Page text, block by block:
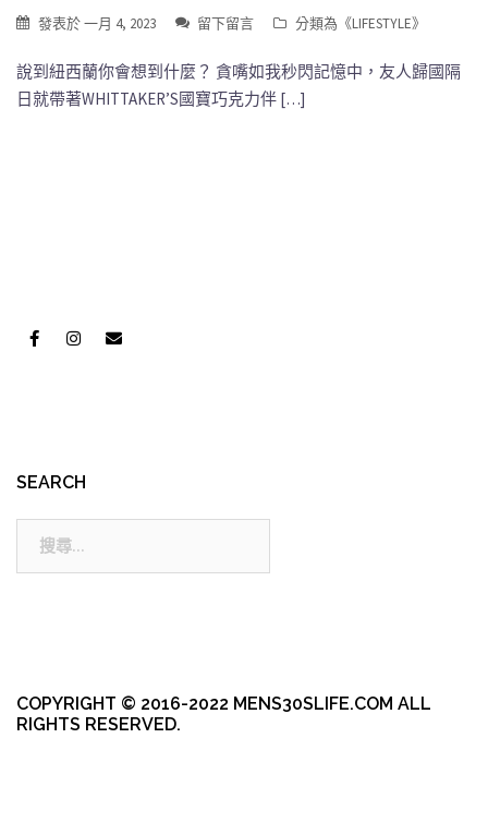
發表於一月 4, 2023 留下留言 分類為《LIFESTYLE》
說到紐西蘭你會想到什麼？ 貪嘴如我秒閃記憶中，友人歸國隔
日就帶著WHITTAKER’S國寶巧克力伴 […]
SEARCH
COPYRIGHT © 2016-2022 MENS30SLIFE.COM ALL
RIGHTS RESERVED.